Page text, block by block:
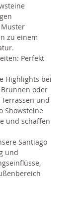
zu einem
Perfekt
Highlights bei
oder
und
Showsteine
und schaffen
Santiago
und